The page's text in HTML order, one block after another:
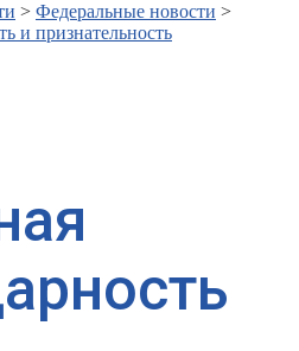
> Федеральные новости >
и признательность